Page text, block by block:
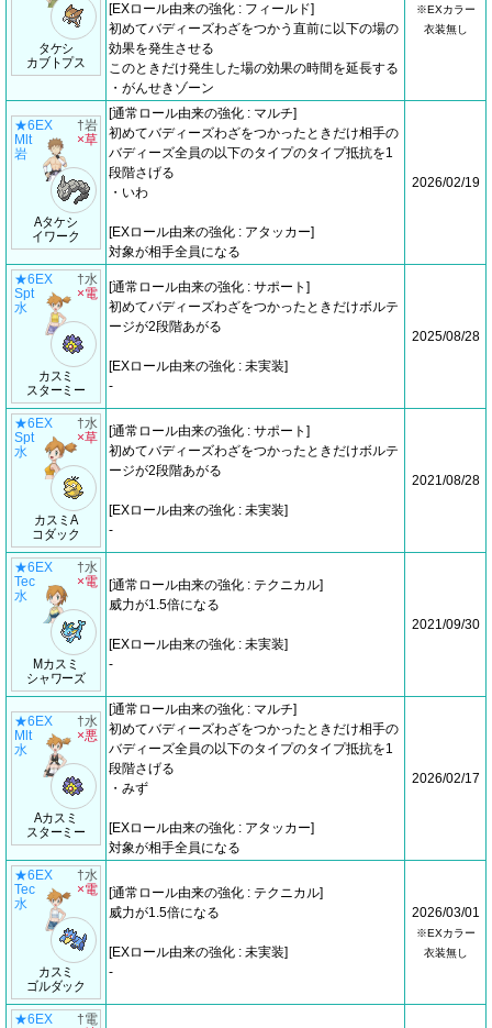
タケシ
カブトプス
[EXロール由来の強化 : フィールド]
初めてバディーズわざをつかう直前に以下の場の
効果を発生させる
このときだけ発生した場の効果の時間を延長する
・がんせきゾーン
※EXカラー
衣装無し
★6EX
Mlt
岩
Aタケシ
イワーク
†岩
×草
[通常ロール由来の強化 : マルチ]
初めてバディーズわざをつかったときだけ相手の
バディーズ全員の以下のタイプのタイプ抵抗を1
段階さげる
・いわ
[EXロール由来の強化 : アタッカー]
対象が相手全員になる
2026/02/19
★6EX
Spt
水
カスミ
スターミー
†水
×電
[通常ロール由来の強化 : サポート]
初めてバディーズわざをつかったときだけボルテ
ージが2段階あがる
[EXロール由来の強化 : 未実装]
-
2025/08/28
★6EX
Spt
水
カスミA
コダック
†水
×草
[通常ロール由来の強化 : サポート]
初めてバディーズわざをつかったときだけボルテ
ージが2段階あがる
[EXロール由来の強化 : 未実装]
-
2021/08/28
★6EX
Tec
水
Mカスミ
シャワーズ
†水
×電
[通常ロール由来の強化 : テクニカル]
威力が1.5倍になる
[EXロール由来の強化 : 未実装]
-
2021/09/30
★6EX
Mlt
水
Aカスミ
スターミー
†水
×悪
[通常ロール由来の強化 : マルチ]
初めてバディーズわざをつかったときだけ相手の
バディーズ全員の以下のタイプのタイプ抵抗を1
段階さげる
・みず
[EXロール由来の強化 : アタッカー]
対象が相手全員になる
2026/02/17
★6EX
Tec
水
カスミ
ゴルダック
†水
×電
[通常ロール由来の強化 : テクニカル]
威力が1.5倍になる
[EXロール由来の強化 : 未実装]
-
2026/03/01
※EXカラー
衣装無し
★6EX
†電